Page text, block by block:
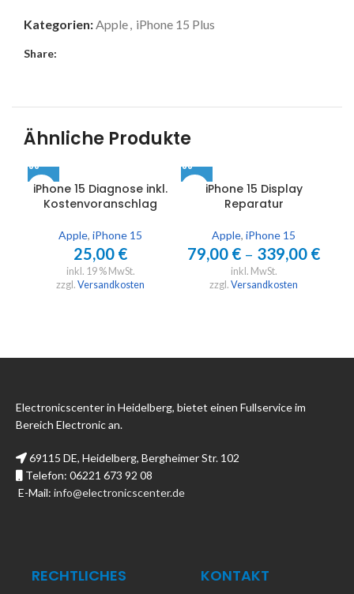
Kategorien:Apple, iPhone 15 Plus
Share:
Ähnliche Produkte
iPhone 15 Diagnose inkl.
Kostenvoranschlag
Apple, iPhone 15
25,00 €
inkl. 19 % MwSt.
zzgl. Versandkosten
iPhone 15 Display
Reparatur
Apple, iPhone 15
79,00 € – 339,00 €
inkl. MwSt.
zzgl. Versandkosten
Electronicscenter in Heidelberg, bietet einen Fullservice im
Bereich Electronic an.
69115 DE, Heidelberg, Bergheimer Str. 102
Telefon: 06221 673 92 08
E-Mail:info@electronicscenter.de
RECHTLICHES KONTAKT